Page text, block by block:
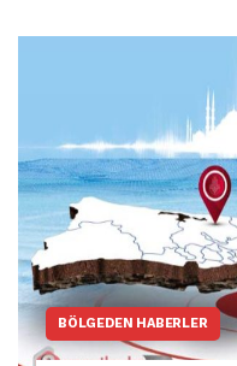
BÖLGEDEN HABERLER